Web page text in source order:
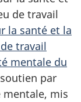
de travail
la santé et la
travail
mentale du
par
mentale, mis